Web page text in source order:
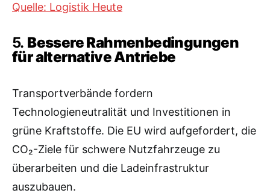
Quelle: Logistik Heute
5. Bessere Rahmenbedingungen
für alternative Antriebe
Transportverbände fordern
Technologieneutralität und Investitionen in
grüne Kraftstoffe. Die EU wird aufgefordert, die
CO₂-Ziele für schwere Nutzfahrzeuge zu
überarbeiten und die Ladeinfrastruktur
auszubauen.